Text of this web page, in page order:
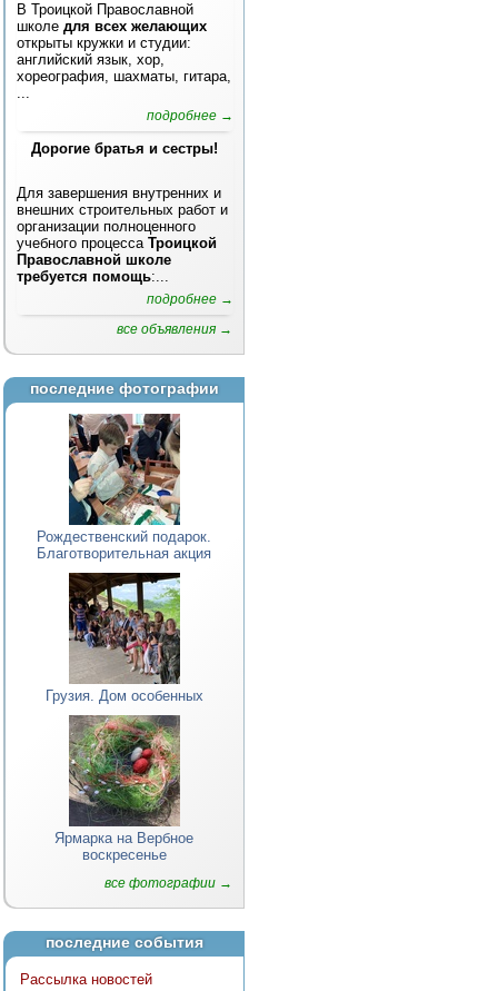
В Троицкой Православной
школе для всех желающих
открыты кружки и студии:
английский язык, хор,
хореография, шахматы, гитара,
...
подробнее →
Дорогие братья и сестры!
Для завершения внутренних и
внешних строительных работ и
организации полноценного
учебного процесса Троицкой
Православной школе
требуется помощь:...
подробнее →
все объявления →
последние фотографии
Рождественский подарок.
Благотворительная акция
Грузия. Дом особенных
Ярмарка на Вербное
воскресенье
все фотографии →
последние события
Рассылка новостей